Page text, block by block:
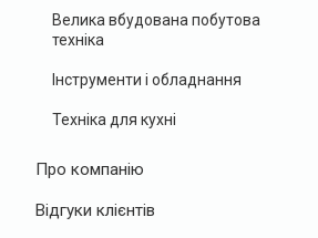
Велика вбудована побутова
техніка
Інструменти і обладнання
Техніка для кухні
Про компанію
Відгуки клієнтів